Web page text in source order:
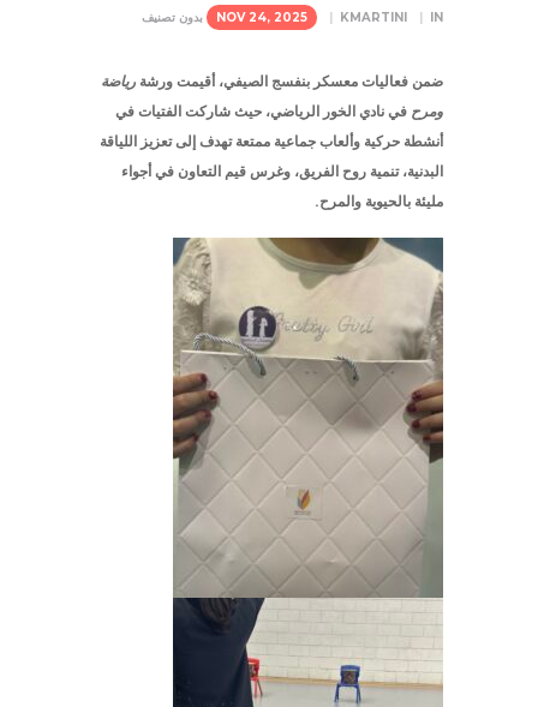
NOV 24, 2025 KMARTINI IN بدون تصنيف
ضمن فعالياتمعسكر بنفسج الصيفي، أقيمت ورشة رياضة
ومرح فينادي الخور الرياضي، حيث شاركت الفتيات في
أنشطة حركية وألعاب جماعية ممتعة تهدف إلى تعزيز اللياقة
البدنية، تنمية روح الفريق، وغرس قيم التعاون في أجواء
مليئة بالحيوية والمرح.